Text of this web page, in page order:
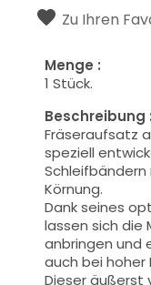
Zu Ihren
Menge :
1 Stück.
Beschreibung :
Fräseraufsatz
speziell
Körnung.
Dank seines
lassen sich die
anbringen und
auch bei hoher
Dieser äußerst